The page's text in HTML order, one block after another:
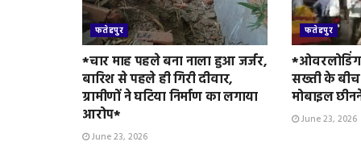
फतेहपुर
*चार माह पहले बना नाला हुआ जर्जर,
बारिश से पहले ही गिरी दीवार,
ग्रामीणों ने घटिया निर्माण का लगाया
आरोप*
June 23, 2026
फतेहपुर
*ओवरलोडिंग
सख्ती के
मोबाइल
June 23, 2026